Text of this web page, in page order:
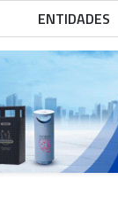
ENTIDADES